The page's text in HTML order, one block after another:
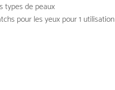
types de peaux
pour les yeux pour 1 utilisation